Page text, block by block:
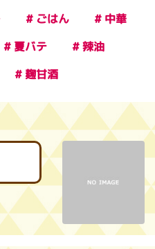
# ごはん
# 中華
# 夏バテ
# 辣油
# 麹甘酒